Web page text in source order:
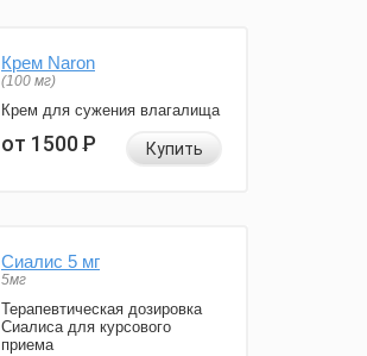
Крем Naron
(100 мг)
Крем для сужения влагалища
от 1500Р Купить
Сиалис 5 мг
5мг
Терапевтическая дозировка
Сиалиса для курсового
приема